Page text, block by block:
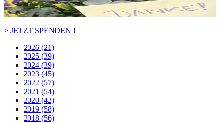
> JETZT SPENDEN !
2026 (21)
2025 (39)
2024 (39)
2023 (45)
2022 (57)
2021 (54)
2020 (42)
2019 (58)
2018 (56)